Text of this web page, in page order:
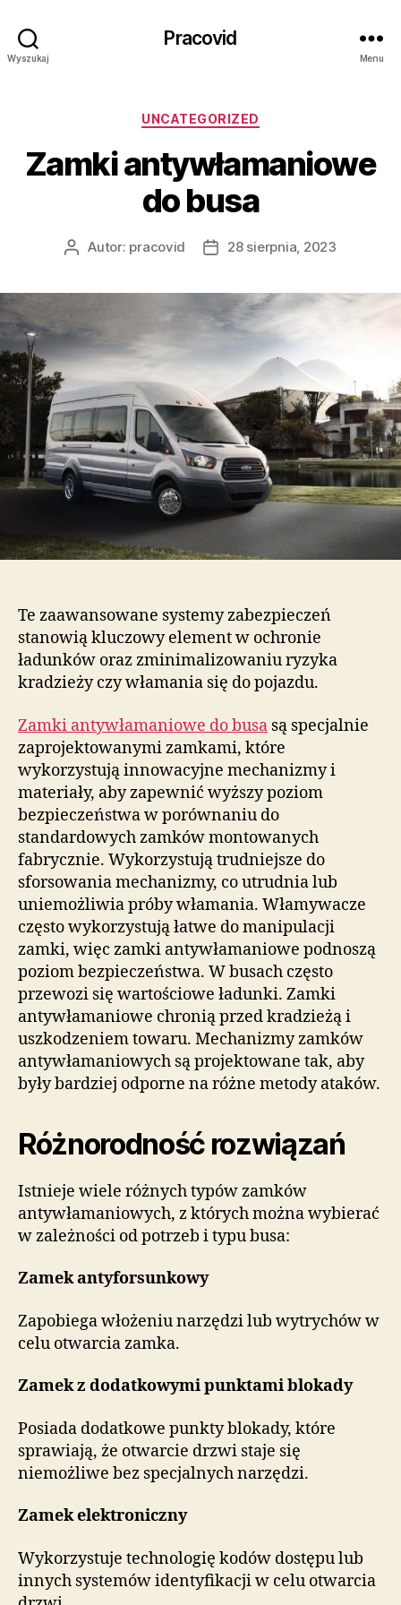
Wyszukaj
Pracovid
Menu
Kategorie
UNCATEGORIZED
Zamki antywłamaniowe
do busa
AutorAutor: pracovid
Data28 sierpnia, 2023
Te zaawansowane systemy zabezpieczeń
stanowią kluczowy element w ochronie
ładunków oraz zminimalizowaniu ryzyka
kradzieży czy włamania się do pojazdu.
Zamki antywłamaniowe do busa są specjalnie
zaprojektowanymi zamkami, które
wykorzystują innowacyjne mechanizmy i
materiały, aby zapewnić wyższy poziom
bezpieczeństwa w porównaniu do
standardowych zamków montowanych
fabrycznie. Wykorzystują trudniejsze do
sforsowania mechanizmy, co utrudnia lub
uniemożliwia próby włamania. Włamywacze
często wykorzystują łatwe do manipulacji
zamki, więc zamki antywłamaniowe podnoszą
poziom bezpieczeństwa. W busach często
przewozi się wartościowe ładunki. Zamki
antywłamaniowe chronią przed kradzieżą i
uszkodzeniem towaru. Mechanizmy zamków
antywłamaniowych są projektowane tak, aby
były bardziej odporne na różne metody ataków.
Różnorodność rozwiązań
Istnieje wiele różnych typów zamków
antywłamaniowych, z których można wybierać
w zależności od potrzeb i typu busa:
Zamek antyforsunkowy
Zapobiega włożeniu narzędzi lub wytrychów w
celu otwarcia zamka.
Zamek z dodatkowymi punktami blokady
Posiada dodatkowe punkty blokady, które
sprawiają, że otwarcie drzwi staje się
niemożliwe bez specjalnych narzędzi.
Zamek elektroniczny
Wykorzystuje technologię kodów dostępu lub
innych systemów identyfikacji w celu otwarcia